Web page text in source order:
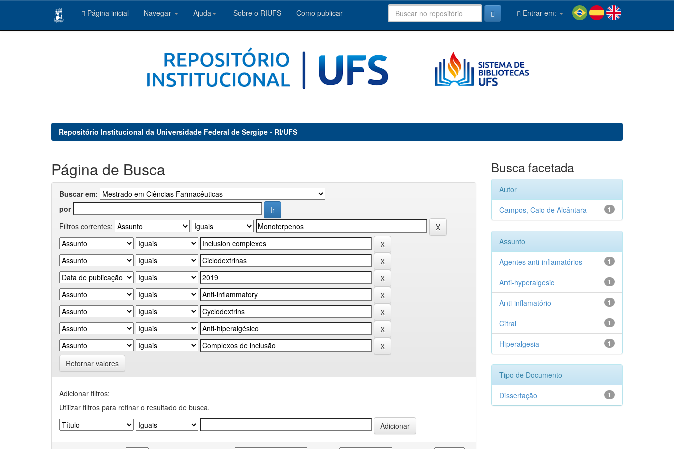
Página inicial Navegar Ajuda Sobre o RIUFS Como publicar Entrar em:
Repositório Institucional da Universidade Federal de Sergipe - RI/UFS
Página de Busca
Buscar em:
por
Filtros correntes:
Retornar valores
Adicionar filtros:
Utilizar filtros para refinar o resultado de busca.
Busca facetada
Autor
1
Campos, Caio de Alcântara
Assunto
1
Agentes anti-inflamatórios
1
Anti-hyperalgesic
1
Anti-inflamatório
1
Citral
1
Hiperalgesia
Tipo de Documento
1
Dissertação